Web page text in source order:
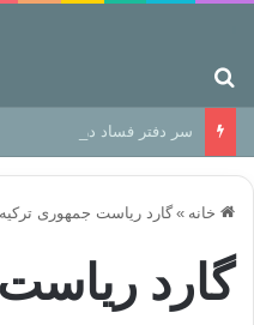
سر دفتر فساد در زمین‌، دوری
خانه » گارد ریاست جمهوری ترکیه
گارد